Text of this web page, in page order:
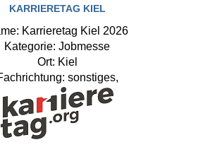
KARRIERETAG KIEL
Karrieretag Kiel 2026
Kategorie: Jobmesse
Ort: Kiel
sonstiges,